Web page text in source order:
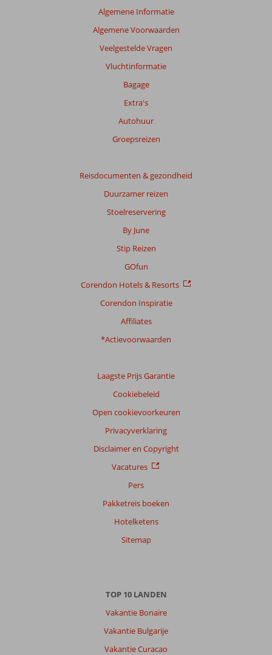
Algemene Informatie
Algemene Voorwaarden
Veelgestelde Vragen
Vluchtinformatie
Bagage
Extra's
Autohuur
Groepsreizen
Reisdocumenten & gezondheid
Duurzamer reizen
Stoelreservering
By June
Stip Reizen
GOfun
Corendon Hotels & Resorts
Corendon Inspiratie
Affiliates
*Actievoorwaarden
Laagste Prijs Garantie
Cookiebeleid
Open cookievoorkeuren
Privacyverklaring
Disclaimer en Copyright
Vacatures
Pers
Pakketreis boeken
Hotelketens
Sitemap
TOP 10 LANDEN
Vakantie Bonaire
Vakantie Bulgarije
Vakantie Curacao